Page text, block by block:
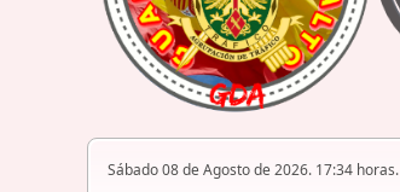
Sábado 08 de Agosto de 2026. 17:34 horas.